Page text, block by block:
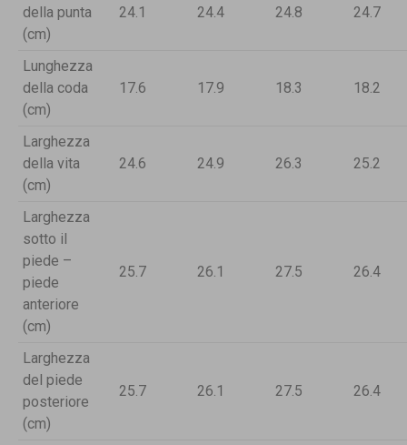
della punta
(cm)
24.1 24.4 24.8 24.7
Lunghezza
della coda
(cm)
17.6 17.9 18.3 18.2
Larghezza
della vita
(cm)
24.6 24.9 26.3 25.2
Larghezza
sotto il
piede –
piede
anteriore
(cm)
25.7 26.1 27.5 26.4
Larghezza
del piede
posteriore
(cm)
25.7 26.1 27.5 26.4